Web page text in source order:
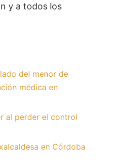
y a todos los
del menor de
médica en
al perder el control
en Córdoba